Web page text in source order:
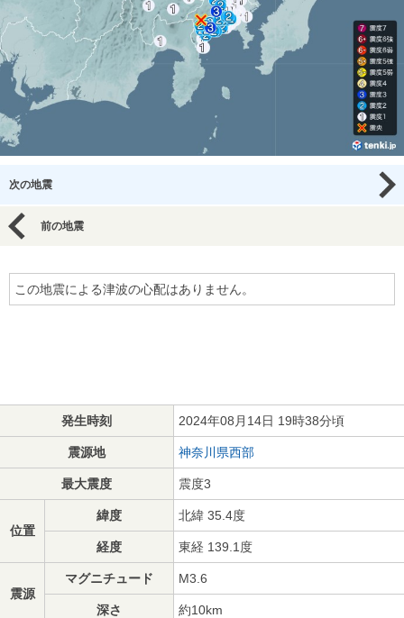
次の地震
前の地震
この地震による津波の心配はありません。
発生時刻 2024年08月14日 19時38分頃
震源地 神奈川県西部
最大震度 震度3
位置
緯度 北緯 35.4度
経度 東経 139.1度
震源
マグニチュード M3.6
深さ 約10km